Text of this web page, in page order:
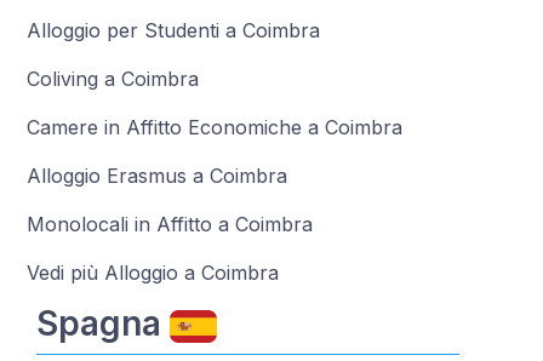
Alloggio per Studenti a Coimbra
Coliving a Coimbra
Camere in Affitto Economiche a Coimbra
Alloggio Erasmus a Coimbra
Monolocali in Affitto a Coimbra
Vedi più Alloggio a Coimbra
Spagna